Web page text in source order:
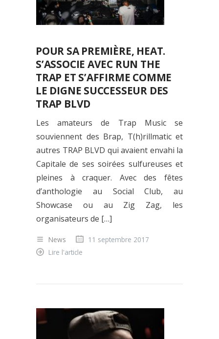
POUR SA PREMIÈRE, HEAT.
S’ASSOCIE AVEC RUN THE
TRAP ET S’AFFIRME COMME
LE DIGNE SUCCESSEUR DES
TRAP BLVD
Les amateurs de Trap Music se
souviennent des Brap, T(h)rillmatic et
autres TRAP BLVD qui avaient envahi la
Capitale de ses soirées sulfureuses et
pleines à craquer. Avec des fêtes
d’anthologie au Social Club, au
Showcase ou au Zig Zag, les
organisateurs de […]
News
11 septembre 2017
Lire l'article